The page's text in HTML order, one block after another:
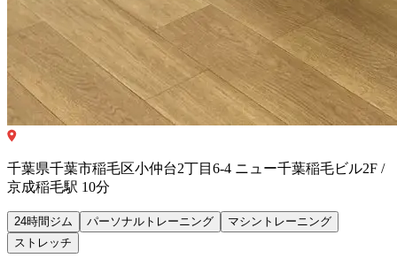
千葉県千葉市稲毛区小仲台2丁目6-4 ニュー千葉稲毛ビル2F /
京成稲毛駅 10分
24時間ジム パーソナルトレーニング
マシントレーニング
ストレッチ